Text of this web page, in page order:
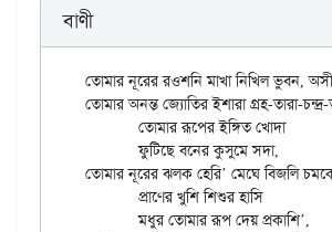
বাণী
তোমার নূরের রওশনি মাখা নিখিল ভুবন,
তোমার অনন্ত জ্যোতির ইশারা গ্রহ-তারা-
	ফুটিছে বনের কুসুমে সদা,
তোমার নূরের ঝলক হেরি’ মেঘে বিজলি
	মধুর তোমার রূপ দেয় প্রকাশি’,